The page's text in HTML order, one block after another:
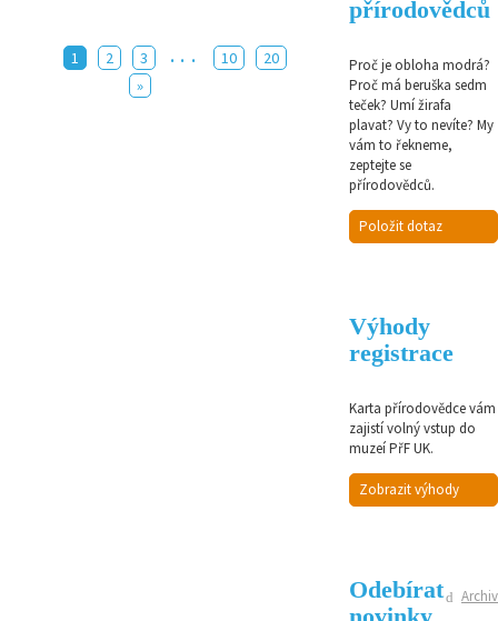
1 2 3 ... 10
20
»
přírodovědců
Proč je obloha modrá?
Proč má beruška sedm
teček? Umí žirafa
plavat? Vy to nevíte? My
vám to řekneme,
zeptejte se
přírodovědců.
Položit dotaz
Výhody
registrace
Karta přírodovědce vám
zajistí volný vstup do
muzeí PřF UK.
Zobrazit výhody
Archiv
Odebírat